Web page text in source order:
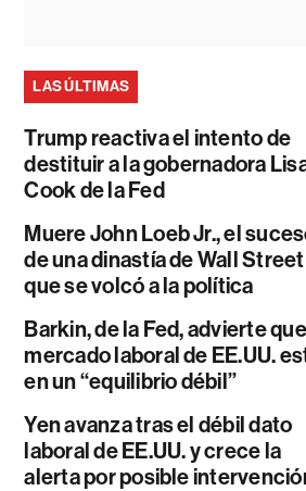
LAS ÚLTIMAS
Trump reactiva el intento de
destituir a la gobernadora
Cook de la Fed
Muere John Loeb Jr., el
de una dinastía de Wall Street
que se volcó a la política
Barkin, de la Fed, advierte
mercado laboral de EE.UU.
en un “equilibrio débil”
Yen avanza tras el débil dato
laboral de EE.UU. y crece la
alerta por posible